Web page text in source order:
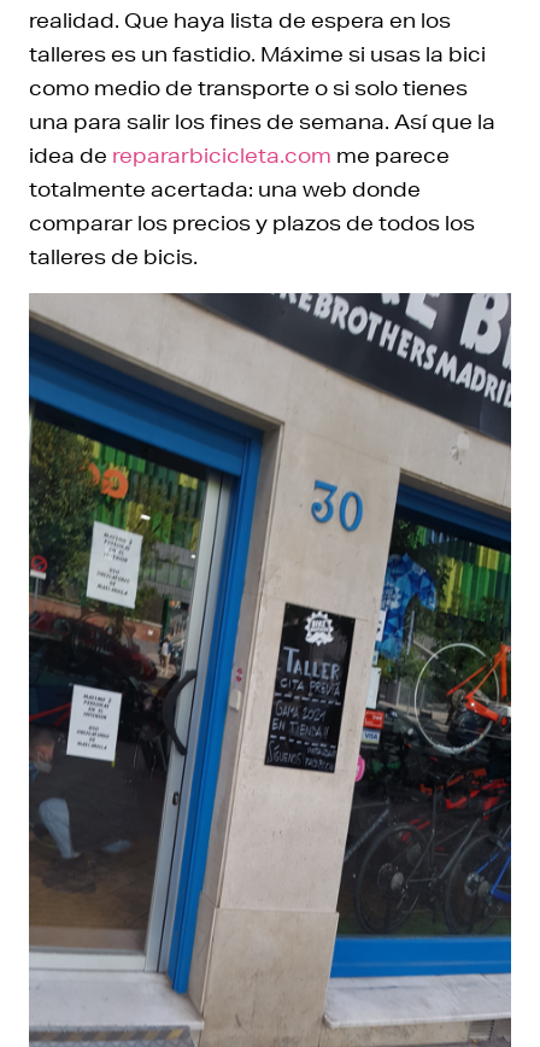
realidad. Que haya lista de espera en los
talleres es un fastidio. Máxime si usas la bici
como medio de transporte o si solo tienes
una para salir los fines de semana. Así que la
idea de repararbicicleta.com me parece
totalmente acertada: una web donde
comparar los precios y plazos de todos los
talleres de bicis.